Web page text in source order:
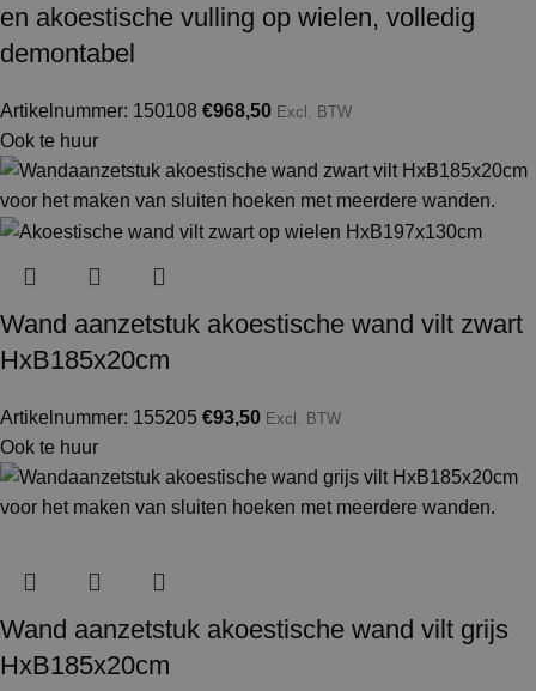
en akoestische vulling op wielen, volledig
demontabel
Artikelnummer: 150108 €968,50 Excl. BTW
Ook te huur
Wand aanzetstuk akoestische wand vilt zwart
HxB185x20cm
Artikelnummer: 155205 €93,50 Excl. BTW
Ook te huur
Wand aanzetstuk akoestische wand vilt grijs
HxB185x20cm